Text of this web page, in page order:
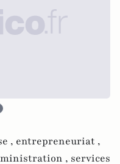
, entrepreneuriat ,
, services